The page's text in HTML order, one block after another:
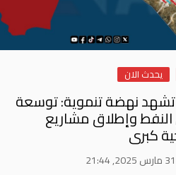
يحدث الان
نهضة تنموية: توسعة
وإطلاق مشاريع
كبرى